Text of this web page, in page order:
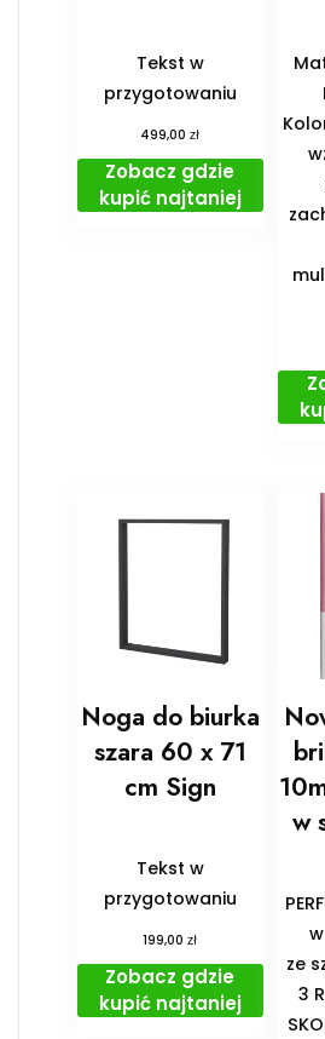
Tekst w
przygotowaniu
499,00zł
Zobacz gdzie
kupić najtaniej
Noga do biurka
szara 60 x 71
cm Sign
Tekst w
przygotowaniu
199,00zł
Zobacz gdzie
kupić najtaniej
w
ze
3